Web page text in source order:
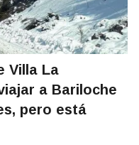
Villa La
a Bariloche
pero está